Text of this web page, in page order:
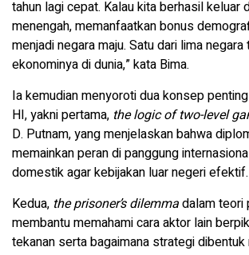
tahun lagi cepat. Kalau kita berhasil keluar
menengah, memanfaatkan bonus
menjadi negara maju. Satu dari lima
ekonominya di dunia,” kata Bima.
Ia kemudian menyoroti dua konsep
HI, yakni pertama, the logic of two-level
D. Putnam, yang menjelaskan bahwa
memainkan peran di panggung
domestik agar kebijakan luar negeri efektif.
Kedua, the prisoner’s dilemmadalam teori
membantu memahami cara aktor lain
tekanan serta bagaimana strategi